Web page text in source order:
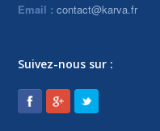
Email :contact@karva.fr
Suivez-nous sur :